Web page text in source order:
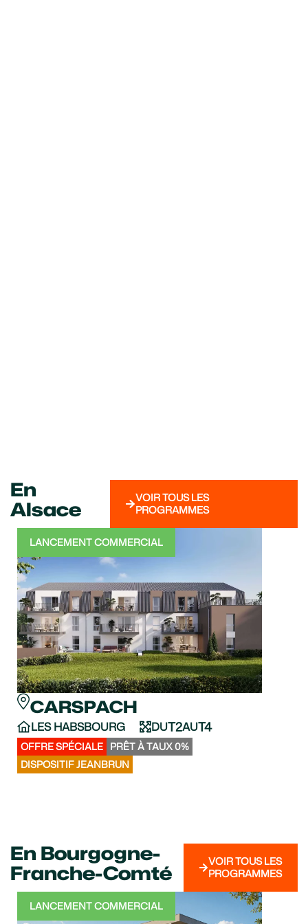
En
Alsace
VOIR TOUS LES
PROGRAMMES
LANCEMENT COMMERCIAL
CARSPACH
LES HABSBOURG DUT2AUT4
OFFRE SPÉCIALE PRÊT À TAUX 0%
DISPOSITIF JEANBRUN
En Bourgogne-
Franche-Comté
VOIR TOUS LES
PROGRAMMES
LANCEMENT COMMERCIAL